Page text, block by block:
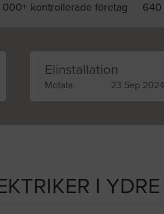
000+ kontrollerade företag 640
Elinstallation
Motala 23 Sep
I YDRE